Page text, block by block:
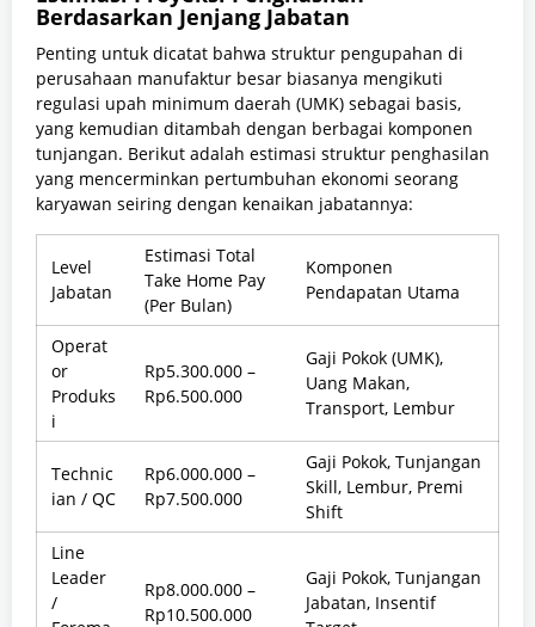
Berdasarkan Jenjang Jabatan
Penting untuk dicatat bahwa struktur pengupahan di
perusahaan manufaktur besar biasanya mengikuti
regulasi upah minimum daerah (UMK) sebagai basis,
yang kemudian ditambah dengan berbagai komponen
tunjangan. Berikut adalah estimasi struktur penghasilan
yang mencerminkan pertumbuhan ekonomi seorang
karyawan seiring dengan kenaikan jabatannya:
Level
Jabatan
Estimasi Total
Take Home Pay
(Per Bulan)
Komponen
Pendapatan Utama
Operat
or
Produks
i
Rp5.300.000 –
Rp6.500.000
Gaji Pokok (UMK),
Uang Makan,
Transport, Lembur
Technic
ian / QC
Rp6.000.000 –
Rp7.500.000
Gaji Pokok, Tunjangan
Skill, Lembur, Premi
Shift
Line
Leader
/
Rp8.000.000 –
Rp10.500.000
Gaji Pokok, Tunjangan
Jabatan, Insentif